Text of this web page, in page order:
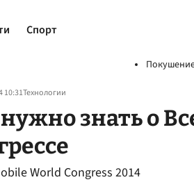
Спорт
10:31Технологии
знать о
World Congress 2014